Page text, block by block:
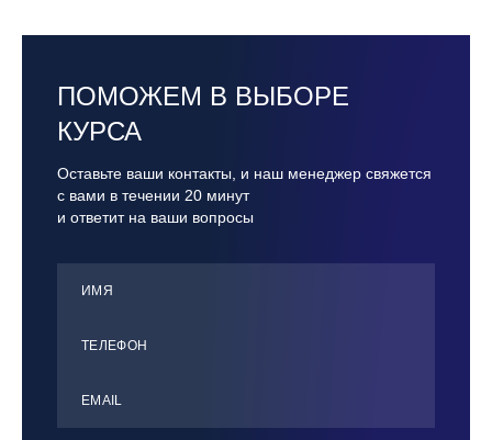
ПОМОЖЕМ В ВЫБОРЕ
КУРСА
Оставьте ваши контакты, и наш менеджер свяжется
с вами в течении 20 минут
и ответит на ваши вопросы
ИМЯ
ТЕЛЕФОН
ЕMАIL